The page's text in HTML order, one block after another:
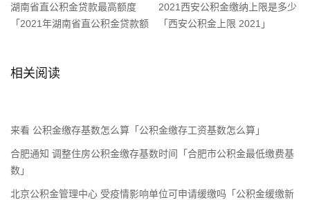
湖南省直公积金贷款最高额度
「2021年湖南省直公积金贷款额
2021西安公积金缴纳上限是多少
「西安公积金上限 2021」
相关阅读
来看 公积金缴存基数怎么算「公积金缴存工资基数怎么算」
合肥通知 调整住房公积金缴存基数时间「合肥市公积金最低缴费基
数」
北京公积金管理中心 受疫情影响单位可申请缓缴吗「公积金缓缴新